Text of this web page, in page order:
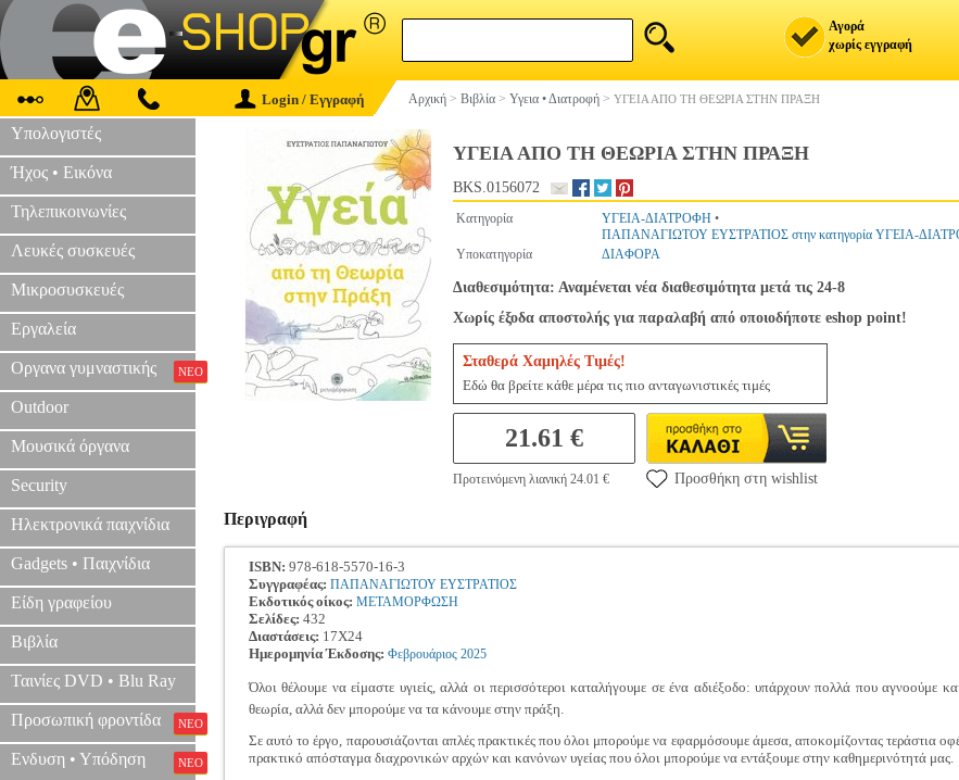
Αγορά
χωρίς εγγραφή
Login / Εγγραφή Αρχική > Βιβλία > Υγεια • Διατροφή > ΥΓΕΙΑ ΑΠΟ ΤΗ ΘΕΩΡΙΑ ΣΤΗΝ ΠΡΑΞΗ
Υπολογιστές
Ήχος • Εικόνα
Τηλεπικοινωνίες
Λευκές συσκευές
Μικροσυσκευές
Εργαλεία
Οργανα γυμναστικής ΝΕΟ
Outdoor
Μουσικά όργανα
Security
Ηλεκτρονικά παιχνίδια
Gadgets • Παιχνίδια
Είδη γραφείου
Βιβλία
Ταινίες DVD • Blu Ray
Προσωπική φροντίδα ΝΕΟ
Ενδυση • Υπόδηση ΝΕΟ
ΥΓΕΙΑ ΑΠΟ ΤΗ ΘΕΩΡΙΑ ΣΤΗΝ ΠΡΑΞΗ
BKS.0156072
Κατηγορία ΥΓΕΙΑ-ΔΙΑΤΡΟΦΗ •
ΠΑΠΑΝΑΓΙΩΤΟΥ ΕΥΣΤΡΑΤΙΟΣ στην κατηγορία ΥΓΕΙΑ-
Υποκατηγορία
ΔΙΑΦΟΡΑ
Διαθεσιμότητα: Αναμένεται νέα διαθεσιμότητα μετά τις 24-8
Χωρίς έξοδα αποστολής για παραλαβή από οποιοδήποτε eshop point!
Σταθερά Χαμηλές Τιμές!
Εδώ θα βρείτε κάθε μέρα τις πιο ανταγωνιστικές τιμές
21.61 €
Προτεινόμενη λιανική 24.01 € Προσθήκη στη wishlist
Περιγραφή
ISBN: 978-618-5570-16-3
Συγγραφέας: ΠΑΠΑΝΑΓΙΩΤΟΥ ΕΥΣΤΡΑΤΙΟΣ
Εκδοτικός οίκος: ΜΕΤΑΜΟΡΦΩΣΗ
Σελίδες: 432
Διαστάσεις: 17Χ24
Ημερομηνία Έκδοσης: Φεβρουάριος 2025
Όλοι θέλουμε να είμαστε υγιείς, αλλά οι περισσότεροι καταλήγουμε σε ένα αδιέξοδο: υπάρχουν πολλά που αγνοούμε
θεωρία, αλλά δεν μπορούμε να τα κάνουμε στην πράξη.
Σε αυτό το έργο, παρουσιάζονται απλές πρακτικές που όλοι μπορούμε να εφαρμόσουμε άμεσα, αποκομίζοντας τεράστια
πρακτικό απόσταγμα διαχρονικών αρχών και κανόνων υγείας που όλοι μπορούμε να εντάξουμε στην καθημερινότητά μας.